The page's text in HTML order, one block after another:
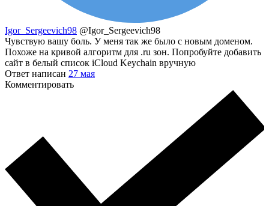
Igor_Sergeevich98 @Igor_Sergeevich98
Чувствую вашу боль. У меня так же было с новым доменом.
Похоже на кривой алгоритм для .ru зон. Попробуйте добавить
сайт в белый список iCloud Keychain вручную
Ответ написан 27 мая
Комментировать